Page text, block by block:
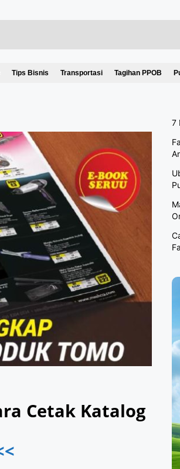
Tips Bisnis Transportasi Tagihan PPOB
Cetak Katalog
7